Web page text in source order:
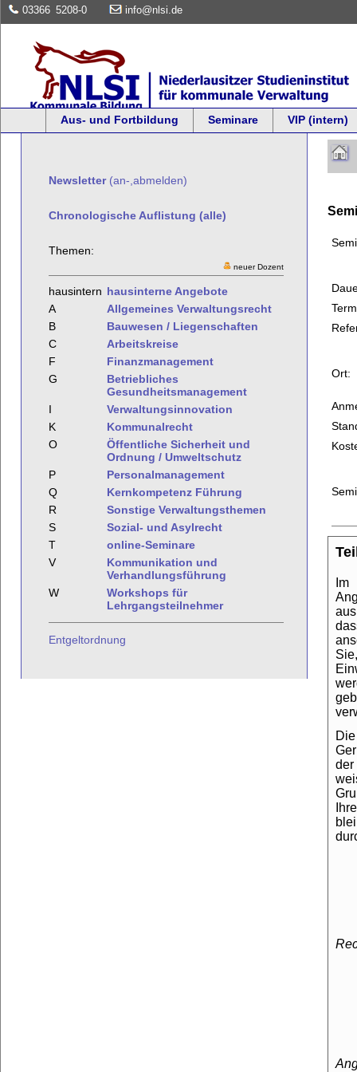
03366 5208-0 info@nlsi.de
Aus- und Fortbildung Seminare VIP (intern)
Newsletter(an-,abmelden)
Chronologische Auflistung (alle)
Themen:
neuer Dozent
hausintern hausinterne Angebote
A
Allgemeines Verwaltungsrecht
B
Bauwesen / Liegenschaften
C
Arbeitskreise
F
Finanzmanagement
G
Betriebliches
Gesundheitsmanagement
I
Verwaltungsinnovation
K
Kommunalrecht
O
Öffentliche Sicherheit und
Ordnung / Umweltschutz
P
Personalmanagement
Q
Kernkompetenz Führung
R
Sonstige Verwaltungsthemen
S
Sozial- und Asylrecht
T
online-Seminare
V
Kommunikation und
Verhandlungsführung
W
Workshops für
Lehrgangsteilnehmer
Entgeltordnung
Ort: